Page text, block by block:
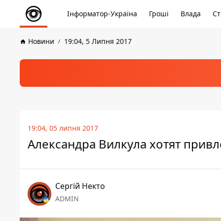
Інформатор-Україна Гроші Влада
Новини 19:04, 5 Липня 2017
19:04, 05 липня 2017
Александра Вилкула хотят
Сергій Некто
ADMIN